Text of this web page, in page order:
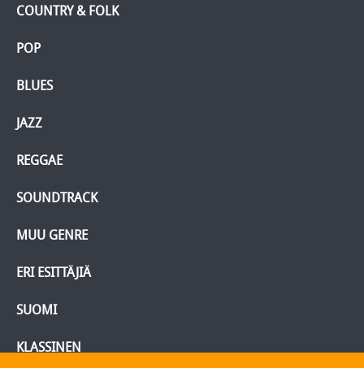
COUNTRY & FOLK
POP
BLUES
JAZZ
REGGAE
SOUNDTRACK
MUU GENRE
ERI ESITTÄJIÄ
SUOMI
KLASSINEN